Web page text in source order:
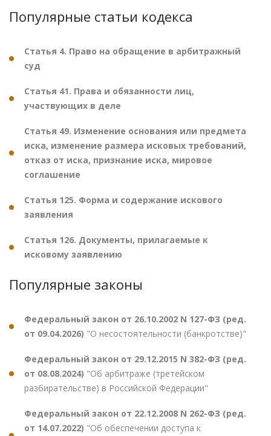
Популярные статьи кодекса
Статья 4. Право на обращение в арбитражный
суд
Статья 41. Права и обязанности лиц,
участвующих в деле
Статья 49. Изменение основания или предмета
иска, изменение размера исковых требований,
отказ от иска, признание иска, мировое
соглашение
Статья 125. Форма и содержание искового
заявления
Статья 126. Документы, прилагаемые к
исковому заявлению
Популярные законы
Федеральный закон от 26.10.2002 N 127-ФЗ (ред.
от 09.04.2026) "О несостоятельности (банкротстве)"
Федеральный закон от 29.12.2015 N 382-ФЗ (ред.
от 08.08.2024) "Об арбитраже (третейском
разбирательстве) в Российской Федерации"
Федеральный закон от 22.12.2008 N 262-ФЗ (ред.
от 14.07.2022) "Об обеспечении доступа к